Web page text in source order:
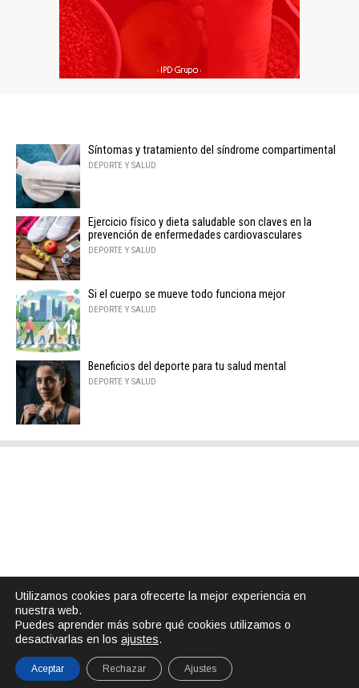
SHARE
Síntomas y tratamiento del síndrome compartimental
DEPORTE Y SALUD
Ejercicio físico y dieta saludable son claves en la
prevención de enfermedades cardiovasculares
DEPORTE Y SALUD
Si el cuerpo se mueve todo funciona mejor
DEPORTE Y SALUD
Beneficios del deporte para tu salud mental
DEPORTE Y SALUD
Utilizamos cookies para ofrecerte la mejor experiencia en
nuestra web.
Puedes aprender más sobre qué cookies utilizamos o
desactivarlas en los ajustes.
Aceptar Rechazar Ajustes